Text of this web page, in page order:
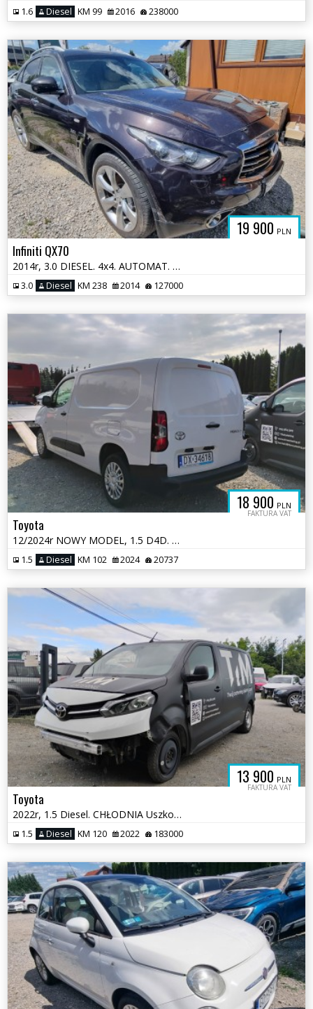
1.6 Diesel KM 99 2016 238000
19 900 PLN
Infiniti QX70
2014r, 3.0 DIESEL. 4x4. AUTOMAT. Uszkodzony lewy przód.
3.0 Diesel KM 238 2014 127000
18 900 PLN
FAKTURA VAT
Toyota
12/2024r NOWY MODEL, 1.5 D4D. LONG. Uszkodzony przód. Pali. VAT 23%
1.5 Diesel KM 102 2024 20737
13 900 PLN
FAKTURA VAT
Toyota
2022r, 1.5 Diesel. CHŁODNIA Uszkodzony przód i prawy bok. Pali. VAT 23
1.5 Diesel KM 120 2022 183000